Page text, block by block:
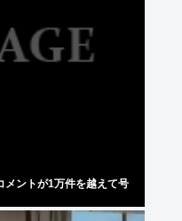
メントが1万件を越えて号